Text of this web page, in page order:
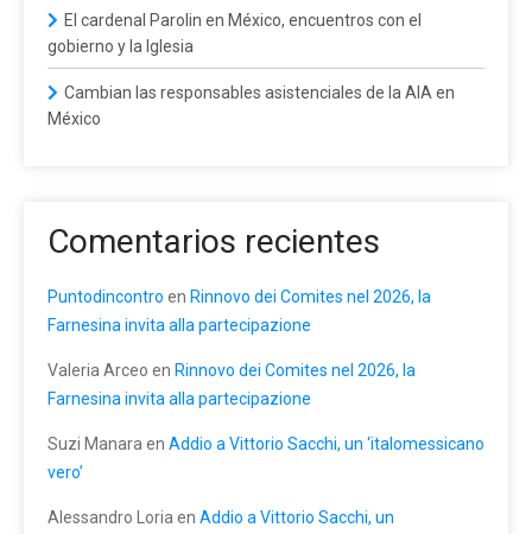
El cardenal Parolin en México, encuentros con el
gobierno y la Iglesia
Cambian las responsables asistenciales de la AIA en
México
Comentarios recientes
Puntodincontro en Rinnovo dei Comites nel 2026, la
Farnesina invita alla partecipazione
Valeria Arceo en Rinnovo dei Comites nel 2026, la
Farnesina invita alla partecipazione
Suzi Manara en Addio a Vittorio Sacchi, un ‘italomessicano
vero’
Alessandro Loria en Addio a Vittorio Sacchi, un